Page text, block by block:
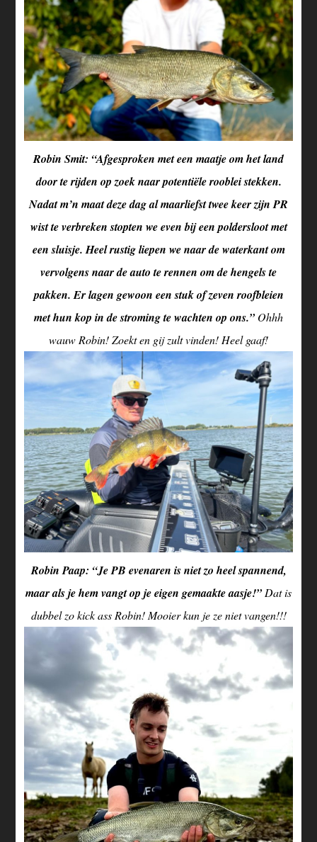
Robin Smit: “Afgesproken met een maatje om het land
door te rijden op zoek naar potentiële rooblei stekken.
Nadat m’n maat deze dag al maarliefst twee keer zijn PR
wist te verbreken stopten we even bij een poldersloot met
een sluisje. Heel rustig liepen we naar de waterkant om
vervolgens naar de auto te rennen om de hengels te
pakken. Er lagen gewoon een stuk of zeven roofbleien
met hun kop in de stroming te wachten op ons.”Ohhh
wauw Robin! Zoekt en gij zult vinden! Heel gaaf!
Robin Paap: “Je PB evenaren is niet zo heel spannend,
maar als je hem vangt op je eigen gemaakte aasje!”Dat is
dubbel zo kick ass Robin! Mooier kun je ze niet vangen!!!